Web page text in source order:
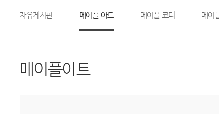
자유게시판 메이플 아트 메이플 코디 메이
메이플아트